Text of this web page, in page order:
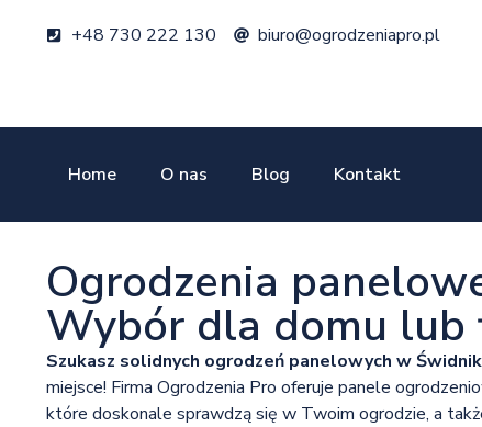
+48 730 222 130 biuro@ogrodzeniapro.pl
Home O nas Blog Kontakt
Ogrodzenia
Wybór dla domu lub
Szukasz solidnych ogrodzeń panelowych w
miejsce! Firma Ogrodzenia Pro oferuje panele
które doskonale sprawdzą się w Twoim ogrodzie, a